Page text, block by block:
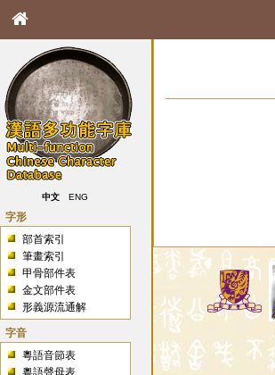
中文 ENG
字形
部首索引
筆畫索引
甲骨部件表
金文部件表
形義源流通解
字音
粵語音節表
粵語聲母表